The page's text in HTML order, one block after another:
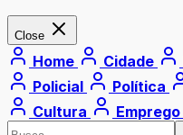
Close
Home Cidade
Policial
Política
Cultura
Emprego